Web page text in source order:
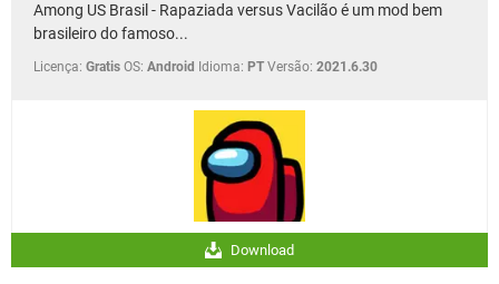
Among US Brasil - Rapaziada versus Vacilão é um mod bem
brasileiro do famoso...
Licença: Gratis OS: Android Idioma: PT Versão: 2021.6.30
Download